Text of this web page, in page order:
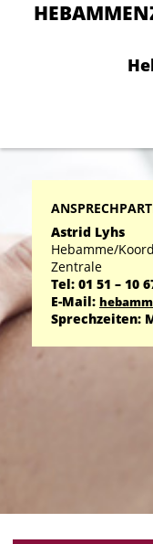
Astrid Lyhs
Hebamme/
Zentrale
Tel: 01 51 – 10
E-Mail:
Sprechzeiten: